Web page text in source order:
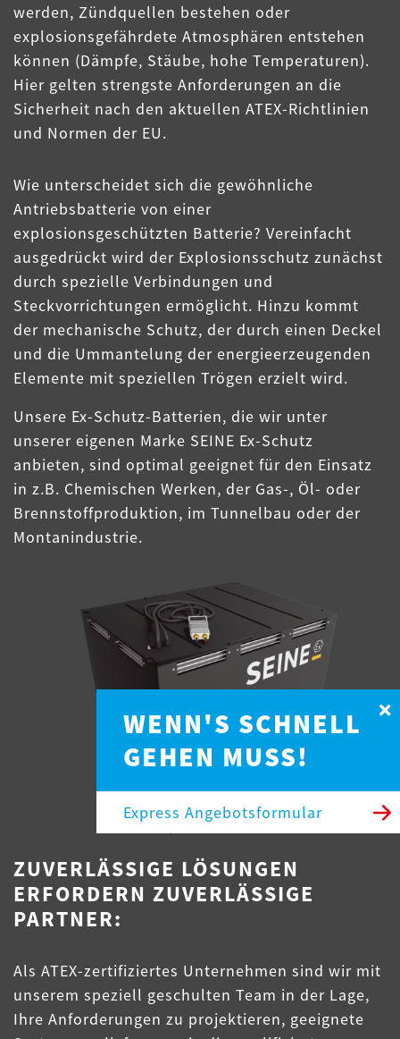
WENN'S SCHNELL
GEHEN MUSS!
Express Angebotsformular
werden, Zündquellen bestehen oder
explosionsgefährdete Atmosphären entstehen
können (Dämpfe, Stäube, hohe Temperaturen).
Hier gelten strengste Anforderungen an die
Sicherheit nach den aktuellen ATEX-Richtlinien
und Normen der EU.
Wie unterscheidet sich die gewöhnliche
Antriebsbatterie von einer
explosionsgeschützten Batterie? Vereinfacht
ausgedrückt wird der Explosionsschutz zunächst
durch spezielle Verbindungen und
Steckvorrichtungen ermöglicht. Hinzu kommt
der mechanische Schutz, der durch einen Deckel
und die Ummantelung der energieerzeugenden
Elemente mit speziellen Trögen erzielt wird.
Unsere Ex-Schutz-Batterien, die wir unter
unserer eigenen Marke SEINE Ex-Schutz
anbieten, sind optimal geeignet für den Einsatz
in z.B. Chemischen Werken, der Gas-, Öl- oder
Brennstoffproduktion, im Tunnelbau oder der
Montanindustrie.
ZUVERLÄSSIGE LÖSUNGEN
ERFORDERN ZUVERLÄSSIGE
PARTNER:
Als ATEX-zertifiziertes Unternehmen sind wir mit
unserem speziell geschulten Team in der Lage,
Ihre Anforderungen zu projektieren, geeignete